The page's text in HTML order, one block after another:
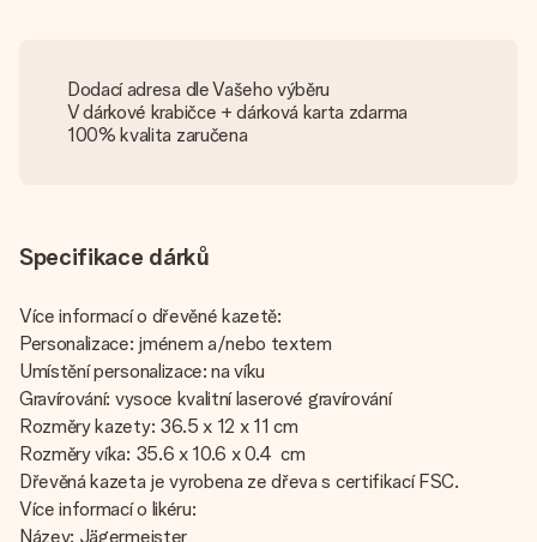
Dodací adresa dle Vašeho výběru
V dárkové krabičce + dárková karta zdarma
100% kvalita zaručena
Specifikace dárků
Více informací o dřevěné kazetě:
Personalizace: jménem a/nebo textem
Umístění personalizace: na víku
Gravírování: vysoce kvalitní laserové gravírování
Rozměry kazety: 36.5 x 12 x 11 cm
Rozměry víka: 35.6 x 10.6 x 0.4 cm
Dřevěná kazeta je vyrobena ze dřeva s certifikací FSC.
Více informací o likéru:
Název: Jägermeister